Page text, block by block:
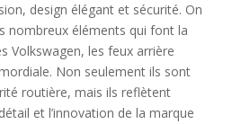
design élégant et sécurité. On
nombreux éléments qui font la
Volkswagen, les feux arrière
Non seulement ils sont
routière, mais ils reflètent
et l’innovation de la marque